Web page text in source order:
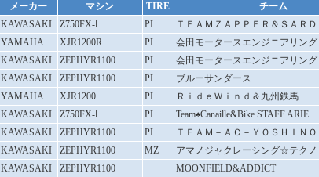
メーカー マシン TIRE
チーム
KAWASAKI Z750FX-Ⅰ PI
ＴＥＡＭＺＡＰＰＥＲ＆ＳＡＲＤ
YAMAHA XJR1200R PI
会田モータースエンジニアリング
KAWASAKI ZEPHYR1100 PI
会田モータースエンジニアリング
KAWASAKI ZEPHYR1100 PI
ブルーサンダース
YAMAHA XJR1200 PI
ＲｉｄｅＷｉｎｄ＆九州鉄馬
KAWASAKI Z750FX-Ⅰ PI Team♠Canaille&Bike STAFF ARIE
KAWASAKI ZEPHYR1100 PI
ＴＥＡＭ－ＡＣ－ＹＯＳＨＩＮＯ
KAWASAKI ZEPHYR1100 MZ
アマノジャクレーシング☆テクノ
KAWASAKI ZEPHYR1100
MOONFIELD&ADDICT